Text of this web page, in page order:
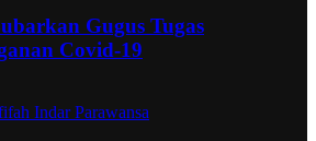
Gugus Tugas
Covid-19